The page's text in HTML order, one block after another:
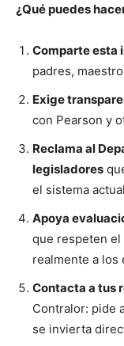
¿Qué puedes
Comparte esta
padres,
Exige
con Pearson y
Reclama al
legisladores
el sistema
Apoya
que respeten
realmente a los
Contacta a tus
Contralor: pide
se invierta